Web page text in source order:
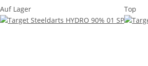
Auf Lager Top